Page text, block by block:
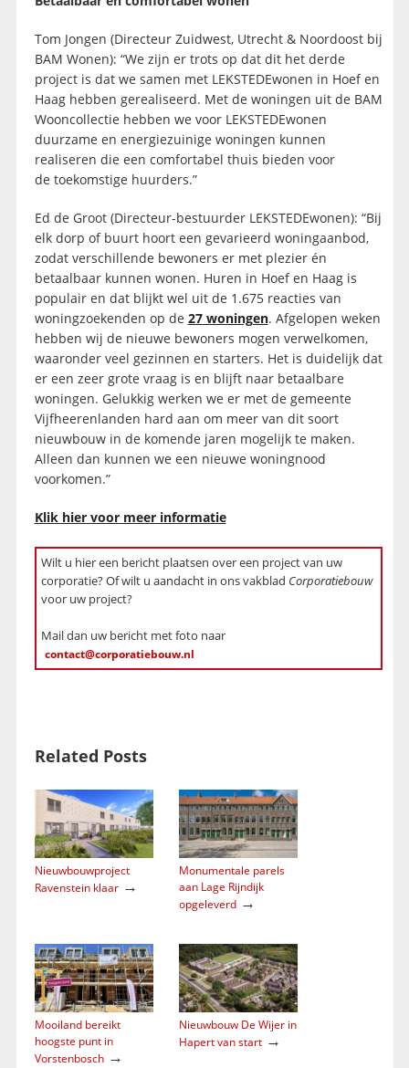
Tom Jongen (Directeur Zuidwest, Utrecht & Noordoost bij
BAM Wonen): “We zijn er trots op dat dit het derde
project is dat we samen met LEKSTEDEwonen in Hoef en
Haag hebben gerealiseerd. Met de woningen uit de BAM
Wooncollectie hebben we voor LEKSTEDEwonen
duurzame en energiezuinige woningen kunnen
realiseren die een comfortabel thuis bieden voor
de toekomstige huurders.”
Ed de Groot (Directeur-bestuurder LEKSTEDEwonen): “Bij
elk dorp of buurt hoort een gevarieerd woningaanbod,
zodat verschillende bewoners er met plezier én
betaalbaar kunnen wonen. Huren in Hoef en Haag is
populair en dat blijkt wel uit de 1.675 reacties van
woningzoekenden op de 27 woningen. Afgelopen weken
hebben wij de nieuwe bewoners mogen verwelkomen,
waaronder veel gezinnen en starters. Het is duidelijk dat
er een zeer grote vraag is en blijft naar betaalbare
woningen. Gelukkig werken we er met de gemeente
Vijfheerenlanden hard aan om meer van dit soort
nieuwbouw in de komende jaren mogelijk te maken.
Alleen dan kunnen we een nieuwe woningnood
voorkomen.”
Klik hier voor meer informatie
Wilt u hier een bericht plaatsen over een project van uw
corporatie? Of wilt u aandacht in ons vakblad Corporatiebouw
voor uw project?
Mail dan uw bericht met foto naar
contact@corporatiebouw.nl
Related Posts
Nieuwbouwproject
Ravenstein klaar→
Monumentale parels
aan Lage Rijndijk
opgeleverd→
Mooiland bereikt
hoogste punt in
Vorstenbosch→
Nieuwbouw De Wijer in
Hapert van start→